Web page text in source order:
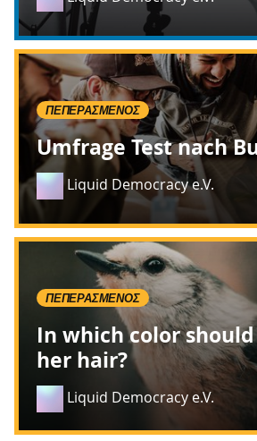
ΠΕΠΕΡΑΣΜΈΝΟΣ
Umfrage Test nach
Liquid Democracy e.V.
ΠΕΠΕΡΑΣΜΈΝΟΣ
In which color
her hair?
Liquid Democracy e.V.